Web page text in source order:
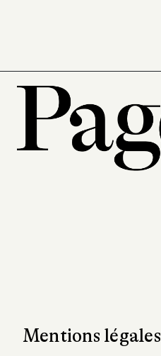
Mentions légales